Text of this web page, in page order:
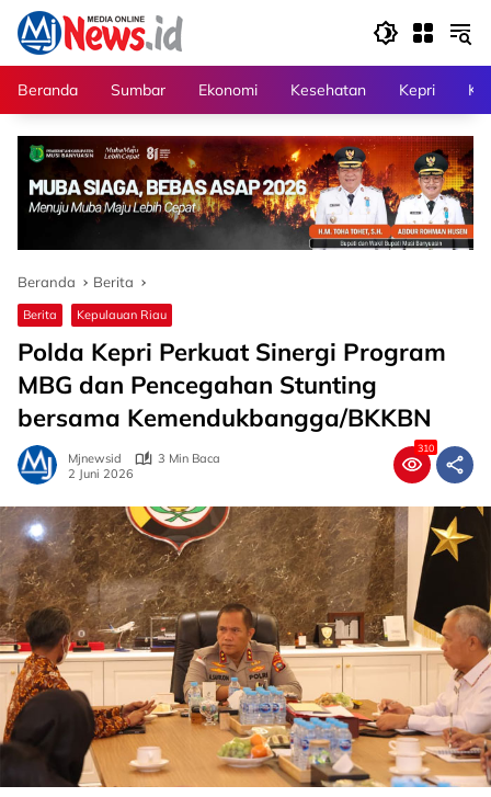
Langsung
konten
Beranda
Sumbar Ekonomi Kesehatan Kepri
Beranda Berita
Berita Kepulauan Riau
Polda Kepri Perkuat Sinergi Program
MBG dan Pencegahan Stunting
bersama Kemendukbangga/BKKBN
Mjnewsid
3 Min Baca
2 Juni 2026
310